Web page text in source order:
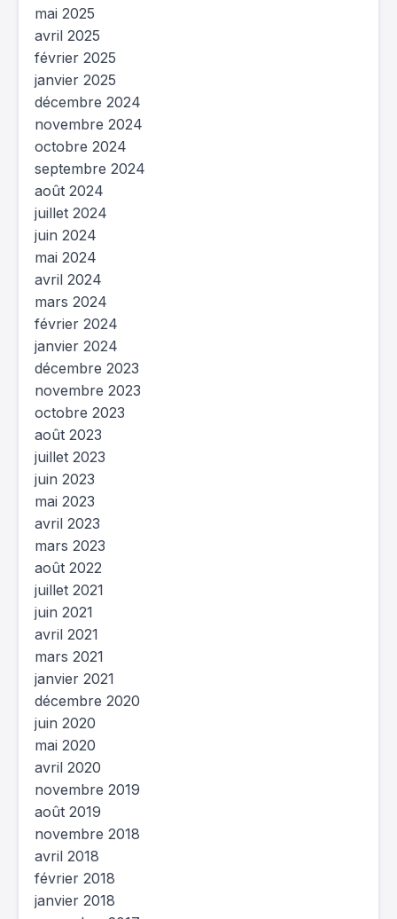
mai 2025
avril 2025
février 2025
janvier 2025
décembre 2024
novembre 2024
octobre 2024
septembre 2024
août 2024
juillet 2024
juin 2024
mai 2024
avril 2024
mars 2024
février 2024
janvier 2024
décembre 2023
novembre 2023
octobre 2023
août 2023
juillet 2023
juin 2023
mai 2023
avril 2023
mars 2023
août 2022
juillet 2021
juin 2021
avril 2021
mars 2021
janvier 2021
décembre 2020
juin 2020
mai 2020
avril 2020
novembre 2019
août 2019
novembre 2018
avril 2018
février 2018
janvier 2018